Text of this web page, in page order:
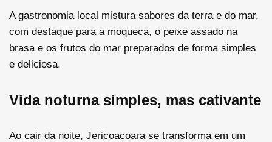
A gastronomia local mistura sabores da terra e do mar,
com destaque para a moqueca, o peixe assado na
brasa e os frutos do mar preparados de forma simples
e deliciosa.
Vida noturna simples, mas cativante
Ao cair da noite, Jericoacoara se transforma em um